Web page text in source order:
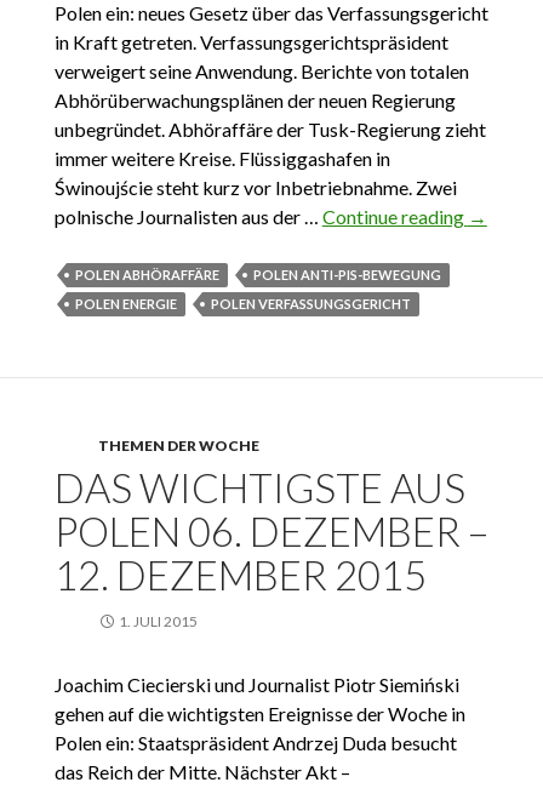
Polen ein: neues Gesetz über das Verfassungsgericht
in Kraft getreten. Verfassungsgerichtspräsident
verweigert seine Anwendung. Berichte von totalen
Abhörüberwachungsplänen der neuen Regierung
unbegründet. Abhöraffäre der Tusk-Regierung zieht
immer weitere Kreise. Flüssiggashafen in
Świnoujście steht kurz vor Inbetriebnahme. Zwei
polnische Journalisten aus der … Continue reading Das
→
POLEN ABHÖRAFFÄRE
POLEN ANTI-PIS-BEWEGUNG
POLEN ENERGIE
POLEN VERFASSUNGSGERICHT
THEMEN DER WOCHE
DAS WICHTIGSTE AUS
POLEN 06. DEZEMBER –
12. DEZEMBER 2015
1. JULI 2015
Joachim Ciecierski und Journalist Piotr Siemiński
gehen auf die wichtigsten Ereignisse der Woche in
Polen ein: Staatspräsident Andrzej Duda besucht
das Reich der Mitte. Nächster Akt –